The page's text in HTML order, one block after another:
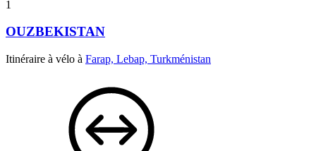
1
OUZBEKISTAN
Itinéraire à vélo à Farap, Lebap, Turkménistan